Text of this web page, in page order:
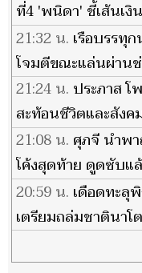
ที่4 'พนิดา' ชี้เส้นเงิ
พรรคการเมือง
21:32 น. เรือบรรทุ
โจมตีขณะแล่นผ่าน
21:24 น. ประภาส
สะท้อนชีวิตและสัง
สั่น'
21:08 น. ศุภจี นำพ
โค้งสุดท้าย ดูดซับแ
1.27 แสนล้าน
20:59 น. เดือดทะลุ
เตรียมถล่มชาตินาโ